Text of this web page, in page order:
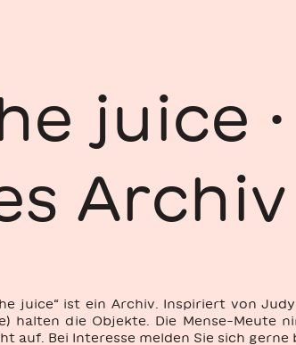
juice ·
Archiv
juice“ ist ein Archiv. Inspiriert von
halten die Objekte. Die Mense-Meute
auf. Bei Interesse melden Sie sich gerne